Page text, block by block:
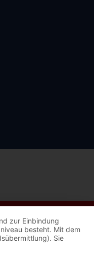
zur Einbindung
besteht. Mit dem
Sie